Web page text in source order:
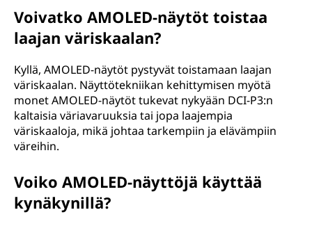
Voivatko AMOLED-näytöt toistaa
laajan väriskaalan?
Kyllä, AMOLED-näytöt pystyvät toistamaan laajan
väriskaalan. Näyttötekniikan kehittymisen myötä
monet AMOLED-näytöt tukevat nykyään DCI-P3:n
kaltaisia väriavaruuksia tai jopa laajempia
väriskaaloja, mikä johtaa tarkempiin ja elävämpiin
väreihin.
Voiko AMOLED-näyttöjä käyttää
kynäkynillä?